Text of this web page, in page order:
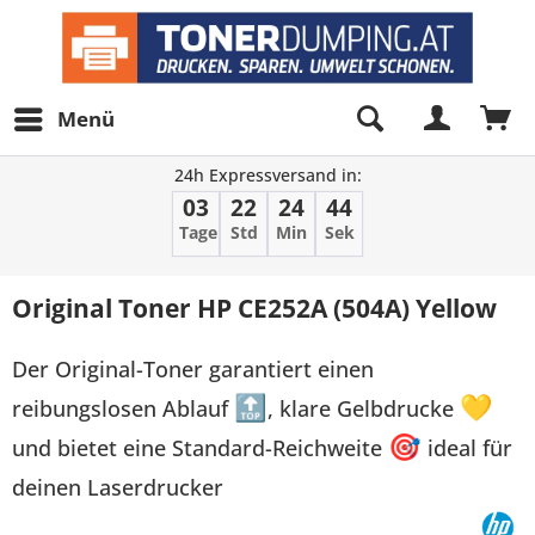
Menü
24h Expressversand in:
03
Tage
22
Std
24
Min
44
Sek
Original Toner HP CE252A (504A) Yellow
Der Original-Toner garantiert einen
reibungslosen Ablauf 🔝 , klare Gelbdrucke 💛
und bietet eine Standard-Reichweite 🎯 ideal für
deinen Laserdrucker